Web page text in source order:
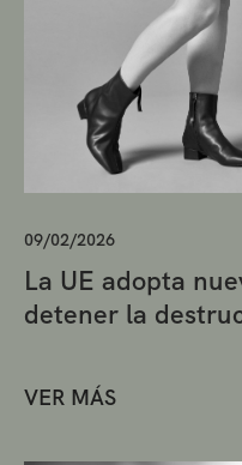
09/02/2026
La UE adopta
detener la
VER MÁS